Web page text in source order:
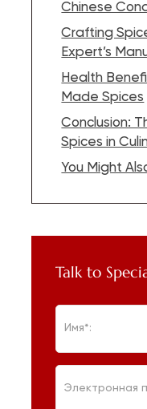
Chinese
Crafting
Expert’s
Health
Made Spices
Conclusion:
Spices in
You Might
Talk to